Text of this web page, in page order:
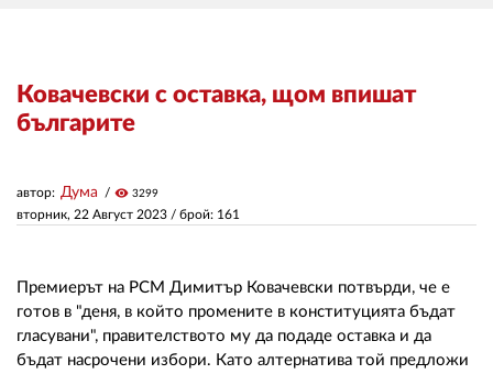
Ковачевски с оставка, щом впишат
българите
вторник, 22 Август 2023 / брой: 161
автор: Дума visibility 3299
Премиерът на РСМ Димитър Ковачевски потвърди, че е
готов в "деня, в който промените в конституцията бъдат
гласувани", правителството му да подаде оставка и да
бъдат насрочени избори. Като алтернатива той предложи
ДРУГИ
АВТОРИ
КОНТАКТИ
РЕКЛАМА